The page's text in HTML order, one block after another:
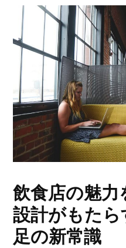
飲食店の魅力
設計がもた
足の新常識